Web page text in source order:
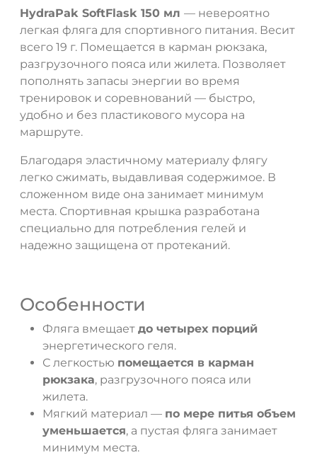
HydraPak SoftFlask 150 мл — невероятно
легкая фляга для спортивного питания. Весит
всего 19 г. Помещается в карман рюкзака,
разгрузочного пояса или жилета. Позволяет
пополнять запасы энергии во время
тренировок и соревнований — быстро,
удобно и без пластикового мусора на
маршруте.
Благодаря эластичному материалу флягу
легко сжимать, выдавливая содержимое. В
сложенном виде она занимает минимум
места. Спортивная крышка разработана
специально для потребления гелей и
надежно защищена от протеканий.
Особенности
Фляга вмещает до четырех порций
энергетического геля.
С легкостью помещается в карман
рюкзака, разгрузочного пояса или
жилета.
Мягкий материал — по мере питья объем
уменьшается, а пустая фляга занимает
минимум места.